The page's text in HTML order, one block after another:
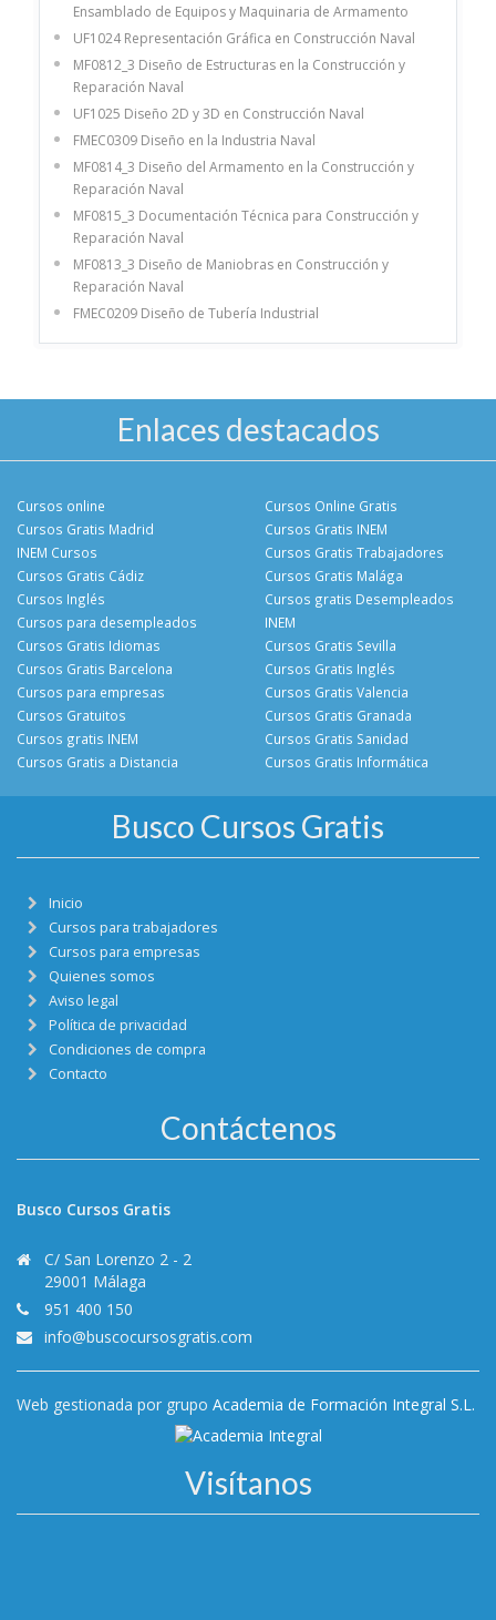
Ensamblado de Equipos y Maquinaria de Armamento
UF1024 Representación Gráfica en Construcción Naval
MF0812_3 Diseño de Estructuras en la Construcción y
Reparación Naval
UF1025 Diseño 2D y 3D en Construcción Naval
FMEC0309 Diseño en la Industria Naval
MF0814_3 Diseño del Armamento en la Construcción y
Reparación Naval
MF0815_3 Documentación Técnica para Construcción y
Reparación Naval
MF0813_3 Diseño de Maniobras en Construcción y
Reparación Naval
FMEC0209 Diseño de Tubería Industrial
Enlaces destacados
Cursos online
Cursos Gratis Madrid
INEM Cursos
Cursos Gratis Cádiz
Cursos Online Gratis
Cursos Gratis INEM
Cursos Gratis Trabajadores
Cursos Gratis Malága
Cursos Inglés
Cursos para desempleados
Cursos Gratis Idiomas
Cursos Gratis Barcelona
Cursos gratis Desempleados
INEM
Cursos Gratis Sevilla
Cursos Gratis Inglés
Cursos para empresas
Cursos Gratuitos
Cursos gratis INEM
Cursos Gratis a Distancia
Cursos Gratis Valencia
Cursos Gratis Granada
Cursos Gratis Sanidad
Cursos Gratis Informática
Busco Cursos Gratis
Inicio
Cursos para trabajadores
Cursos para empresas
Quienes somos
Aviso legal
Política de privacidad
Condiciones de compra
Contacto
Contáctenos
Busco Cursos Gratis
C/ San Lorenzo 2 - 2
29001 Málaga
951 400 150
info@buscocursosgratis.com
Web gestionada por grupo Academia de Formación Integral S.L.
Visítanos